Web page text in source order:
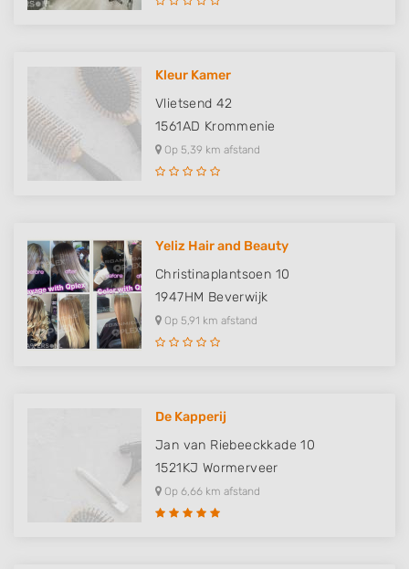
Kleur Kamer
Vlietsend 42
1561AD Krommenie
Op 5,39 km afstand
Yeliz Hair and Beauty
Christinaplantsoen 10
1947HM Beverwijk
Op 5,91 km afstand
De Kapperij
Jan van Riebeeckkade 10
1521KJ Wormerveer
Op 6,66 km afstand